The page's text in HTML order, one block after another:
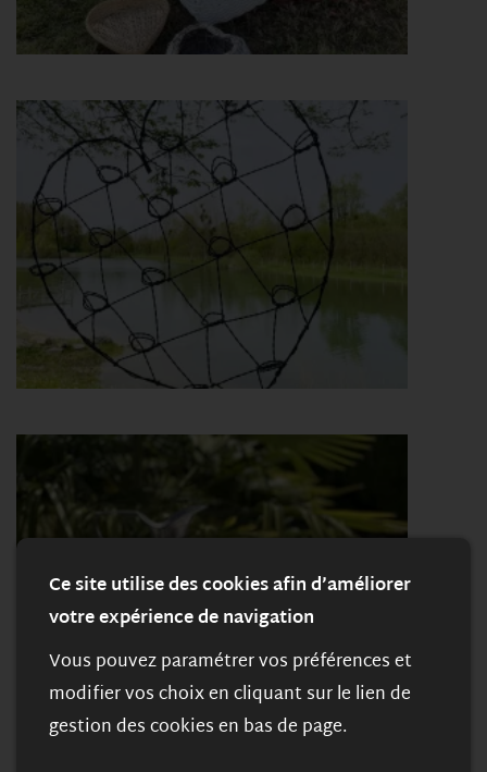
Ce site utilise des cookies afin d’améliorer
votre expérience de navigation
Vous pouvez paramétrer vos préférences et
modifier vos choix en cliquant sur le lien de
gestion des cookies en bas de page.